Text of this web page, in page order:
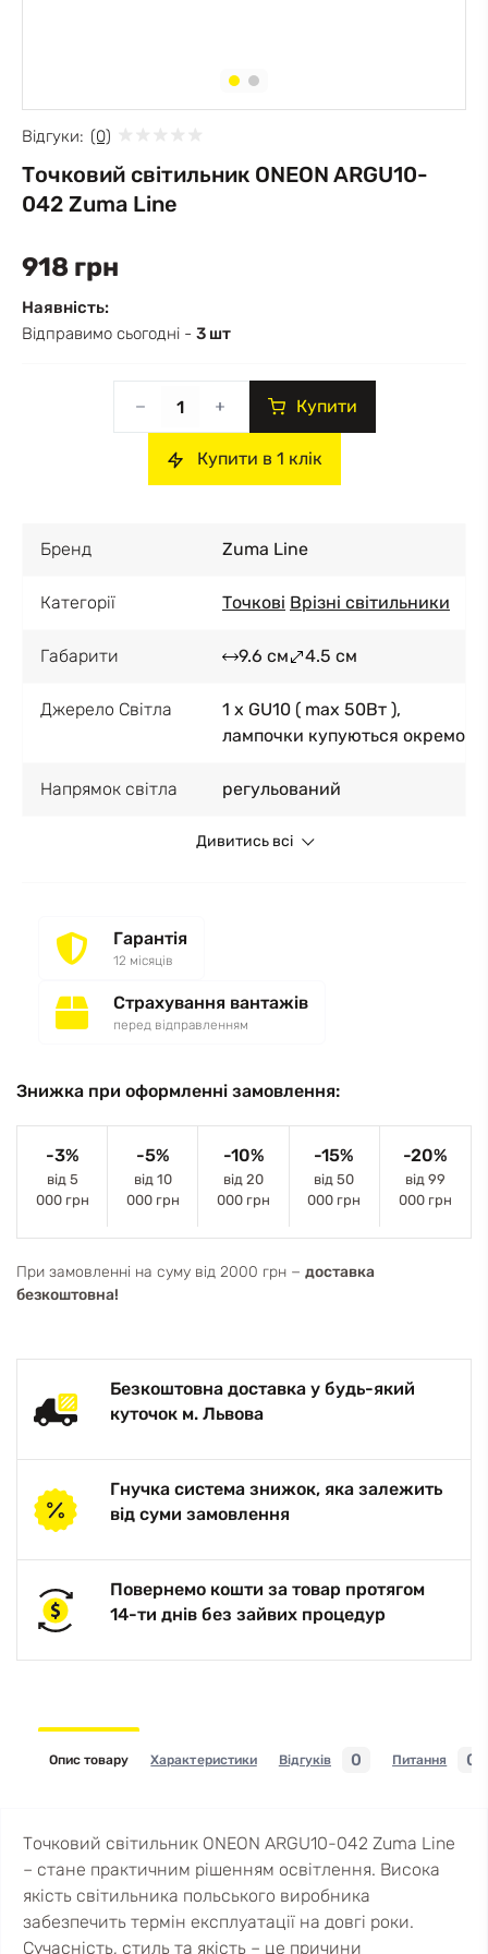
Відгуки: (0)
Точковий світильник ONEON ARGU10-
042 Zuma Line
918 грн
Наявність:
Відправимо сьогодні - 3 шт
Купити
Купити в 1 клік
Бренд Zuma Line
Категорії Точкові Врізні світильники
Габарити 9.6 см 4.5 см
Джерело Світла
1 x GU10 ( max 50Вт ),
лампочки купуються окремо
Напрямок світла регульований
Дивитись всі
Гарантія
12 місяців
Страхування вантажів
перед відправленням
Знижка при оформленні замовлення:
-3%
від 5
000 грн
-5%
від 10
000 грн
-10%
від 20
000 грн
-15%
від 50
000 грн
-20%
від 99
000 грн
При замовленні на суму від 2000 грн − доставка
безкоштовна!
Безкоштовна доставка у будь-який
куточок м. Львова
Гнучка система знижок, яка залежить
від суми замовлення
Повернемо кошти за товар протягом
14-ти днів без зайвих процедур
Опис товару Характеристики Відгуків 0 Питання 0
Точковий світильник ONEON ARGU10-042 Zuma Line
– стане практичним рішенням освітлення. Висока
якість світильника польського виробника
забезпечить термін експлуатації на довгі роки.
Сучасність, стиль та якість – це причини